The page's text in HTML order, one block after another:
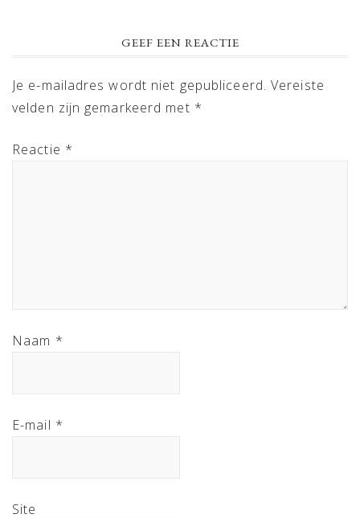
GEEF EEN REACTIE
Je e-mailadres wordt niet gepubliceerd. Vereiste
velden zijn gemarkeerd met *
Reactie *
Naam *
E-mail *
Site